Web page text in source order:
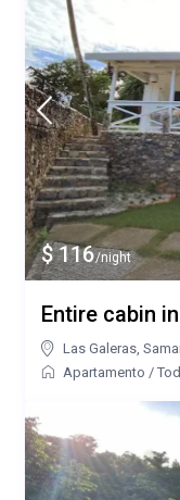
$ 116/night
Entire cabin
Las Galeras ,
Apartamento /